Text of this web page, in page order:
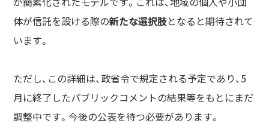
体が信託を設ける際の新たな選択肢となると期待されて
います。
ただし、この詳細は、政省令で規定される予定であり、5
月に終了したパブリックコメントの結果等をもとにまだ
調整中です。今後の公表を待つ必要があります。